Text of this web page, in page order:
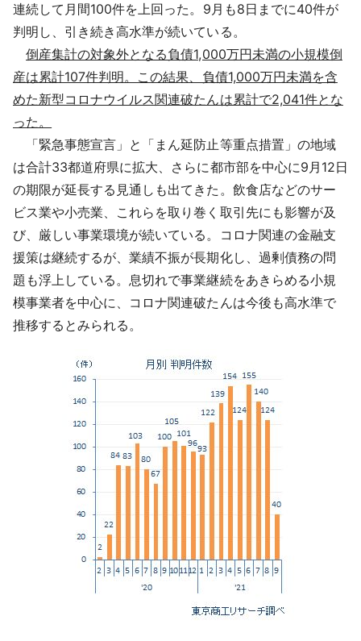
連続して月間100件を上回った。9月も8日までに40件が
判明し、引き続き高水準が続いている。
倒産集計の対象外となる負債1,000万円未満の小規模倒
産は累計107件判明。この結果、負債1,000万円未満を含
めた新型コロナウイルス関連破たんは累計で2,041件とな
った。
「緊急事態宣言」と「まん延防止等重点措置」の地域
は合計33都道府県に拡大、さらに都市部を中心に9月12日
の期限が延長する見通しも出てきた。飲食店などのサー
ビス業や小売業、これらを取り巻く取引先にも影響が及
び、厳しい事業環境が続いている。コロナ関連の金融支
援策は継続するが、業績不振が長期化し、過剰債務の問
題も浮上している。息切れで事業継続をあきらめる小規
模事業者を中心に、コロナ関連破たんは今後も高水準で
推移するとみられる。